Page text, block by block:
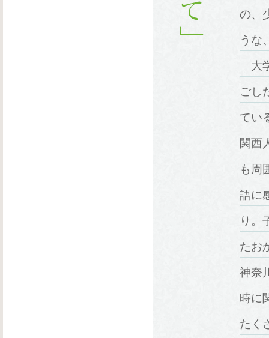
の、
うな
大
ごし
てい
関西
も周
語に
り。
たお
神奈
時に
たく